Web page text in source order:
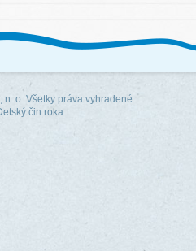
n. o. Všetky práva vyhradené.
čin roka.